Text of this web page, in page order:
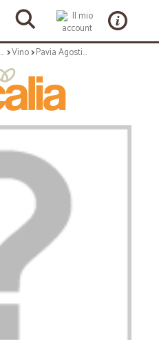
Acqua, Bibite e Alcolici Vino Pavia Agostino | Barbera Asti 'La Marescialla' - 75cl annata 2018